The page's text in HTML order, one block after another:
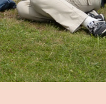
uge, hvor vi